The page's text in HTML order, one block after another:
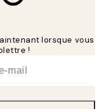
lorsque vous
!